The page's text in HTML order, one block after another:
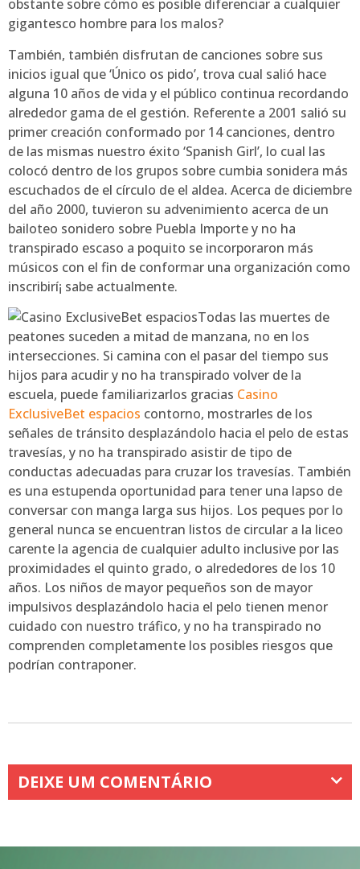
obstante sobre cómo es posible diferenciar a cualquier
gigantesco hombre para los malos?
También, también disfrutan de canciones sobre sus
inicios igual que ‘Único os pido’, trova cual salió hace
alguna 10 años de vida y el público continua recordando
alrededor gama de el gestión. Referente a 2001 salió su
primer creación conformado por 14 canciones, dentro
de las mismas nuestro éxito ‘Spanish Girl’, lo cual las
colocó dentro de los grupos sobre cumbia sonidera más
escuchados de el círculo de el aldea. Acerca de diciembre
del año 2000, tuvieron su advenimiento acerca de un
bailoteo sonidero sobre Puebla Importe y no ha
transpirado escaso a poquito se incorporaron más
músicos con el fin de conformar una organización como
inscribirí¡ sabe actualmente.
Todas las muertes de
peatones suceden a mitad de manzana, no en los
intersecciones. Si camina con el pasar del tiempo sus
hijos para acudir y no ha transpirado volver de la
escuela, puede familiarizarlos gracias Casino
ExclusiveBet espacios contorno, mostrarles de los
señales de tránsito desplazándolo hacia el pelo de estas
travesí­as, y no ha transpirado asistir de tipo de
conductas adecuadas para cruzar los travesí­as. También
es una estupenda oportunidad para tener una lapso de
conversar con manga larga sus hijos. Los peques por lo
general nunca se encuentran listos de circular a la liceo
carente la agencia de cualquier adulto inclusive por las
proximidades el quinto grado, o alrededores de los 10
años. Los niños de mayor pequeños son de mayor
impulsivos desplazándolo hacia el pelo tienen menor
cuidado con nuestro tráfico, y no ha transpirado no
comprenden completamente los posibles riesgos que
podrían contraponer.
DEIXE UM COMENTÁRIO